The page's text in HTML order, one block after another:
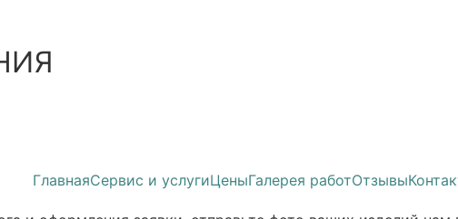
ГлавнаяСервис и услугиЦеныГалерея работОтзывы